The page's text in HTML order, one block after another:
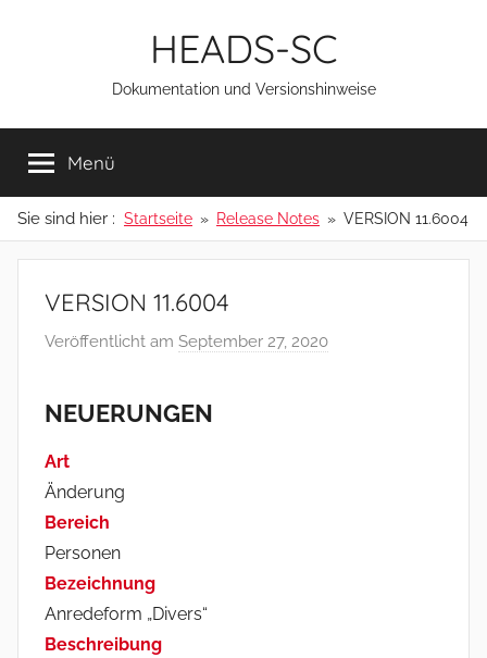
HEADS-SC
Dokumentation und Versionshinweise
Menü
Sie sind hier : Startseite Release Notes VERSION 11.6004
VERSION 11.6004
Veröffentlicht am September 27, 2020
NEUERUNGEN
Art
Änderung
Bereich
Personen
Bezeichnung
Anredeform „Divers“
Beschreibung